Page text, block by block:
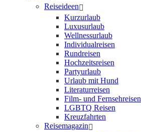
Reiseideen
Kurzurlaub
Luxusurlaub
Wellnessurlaub
Individualreisen
Rundreisen
Hochzeitsreisen
Partyurlaub
Urlaub mit Hund
Literaturreisen
Film- und Fernsehreisen
LGBTQ Reisen
Kreuzfahrten
Reisemagazin